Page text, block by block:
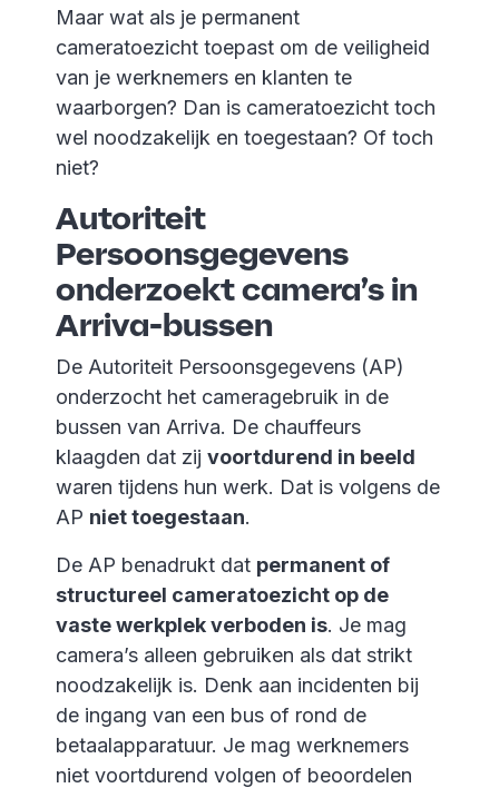
Maar wat als je permanent
cameratoezicht toepast om de veiligheid
van je werknemers en klanten te
waarborgen? Dan is cameratoezicht toch
wel noodzakelijk en toegestaan? Of toch
niet?
Autoriteit
Persoonsgegevens
onderzoekt camera’s in
Arriva-bussen
De Autoriteit Persoonsgegevens (AP)
onderzocht het cameragebruik in de
bussen van Arriva. De chauffeurs
klaagden dat zij voortdurend in beeld
waren tijdens hun werk. Dat is volgens de
AP niet toegestaan.
De AP benadrukt dat permanent of
structureel cameratoezicht op de
vaste werkplek verboden is. Je mag
camera’s alleen gebruiken als dat strikt
noodzakelijk is. Denk aan incidenten bij
de ingang van een bus of rond de
betaalapparatuur. Je mag werknemers
niet voortdurend volgen of beoordelen